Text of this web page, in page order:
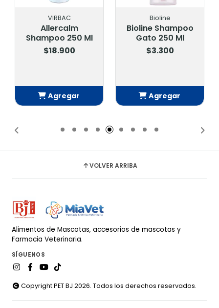
VIRBAC
Allercalm
Shampoo 250 Ml
$18.900
Agregar
Bioline
Bioline Shampoo
Gato 250 Ml
$3.300
Agregar
VOLVER ARRIBA
Alimentos de Mascotas, accesorios de mascotas y
Farmacia Veterinaria.
SÍGUENOS
Copyright PET BJ 2026. Todos los derechos reservados.